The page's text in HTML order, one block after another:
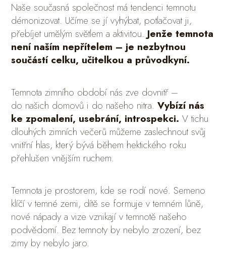
Naše současná společnost má tendenci temnotu
démonizovat. Učíme se jí vyhýbat, potlačovat ji,
přebíjet umělým světlem a aktivitou. Jenže temnota
není naším nepřítelem – je nezbytnou
součástí celku, učitelkou a průvodkyní.
Temnota zimního období nás zve dovnitř –
do našich domovů i do našeho nitra.Vybízí nás
ke zpomalení, usebrání, introspekci. V tichu
dlouhých zimních večerů můžeme zaslechnout svůj
vnitřní hlas, který bývá během hektického roku
přehlušen vnějším ruchem.
Temnota je prostorem, kde se rodí nové. Semeno
klíčí v temné zemi, dítě se formuje v temném lůně,
nové nápady a vize vznikají v temnotě našeho
podvědomí. Bez temnoty by nebylo zrození, bez
zimy by nebylo jaro.